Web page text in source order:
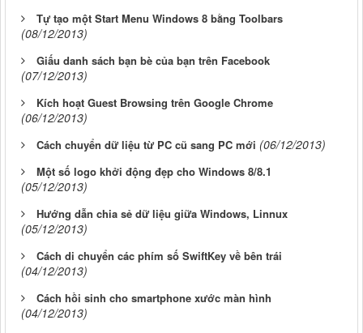
Tự tạo một Start Menu Windows 8 bằng Toolbars
(08/12/2013)
Giấu danh sách bạn bè của bạn trên Facebook
(07/12/2013)
Kích hoạt Guest Browsing trên Google Chrome
(06/12/2013)
Cách chuyển dữ liệu từ PC cũ sang PC mới (06/12/2013)
Một số logo khởi động đẹp cho Windows 8/8.1
(05/12/2013)
Hướng dẫn chia sẻ dữ liệu giữa Windows, Linnux
(05/12/2013)
Cách di chuyển các phím số SwiftKey về bên trái
(04/12/2013)
Cách hồi sinh cho smartphone xước màn hình
(04/12/2013)